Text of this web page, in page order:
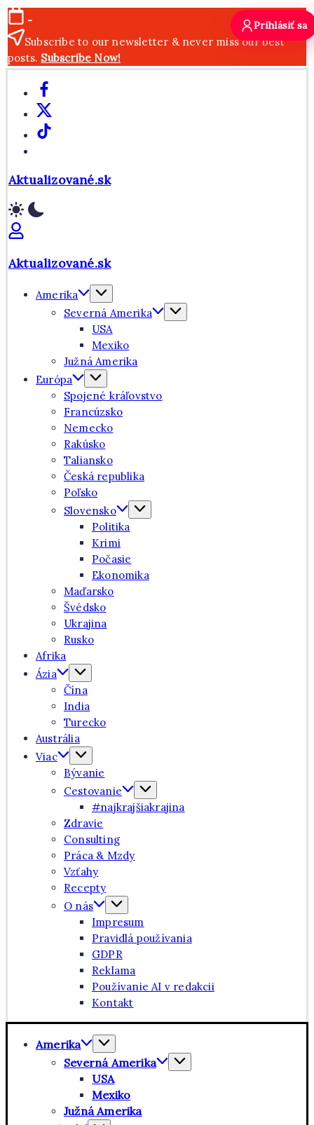
Skip
to
content
-
Subscribe to our newsletter & never miss our best
posts. Subscribe Now!
Facebook
X
TikTok
Aktualizované.sk
Aktualizované.sk
Amerika
Severná Amerika
USA
Mexiko
Južná Amerika
Európa
Spojené kráľovstvo
Francúzsko
Nemecko
Rakúsko
Taliansko
Česká republika
Poľsko
Slovensko
Politika
Krimi
Počasie
Ekonomika
Maďarsko
Švédsko
Ukrajina
Rusko
Afrika
Ázia
Čína
India
Turecko
Austrália
Viac
Bývanie
Cestovanie
#najkrajšiakrajina
Zdravie
Consulting
Práca & Mzdy
Vzťahy
Recepty
O nás
Impresum
Pravidlá používania
GDPR
Reklama
Používanie AI v redakcii
Kontakt
Amerika
Severná Amerika
USA
Mexiko
Južná Amerika
Prihlásiť sa